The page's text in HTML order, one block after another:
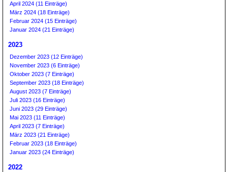
April 2024 (11 Einträge)
März 2024 (18 Einträge)
Februar 2024 (15 Einträge)
Januar 2024 (21 Einträge)
2023
Dezember 2023 (12 Einträge)
November 2023 (6 Einträge)
Oktober 2023 (7 Einträge)
September 2023 (18 Einträge)
August 2023 (7 Einträge)
Juli 2023 (16 Einträge)
Juni 2023 (29 Einträge)
Mai 2023 (11 Einträge)
April 2023 (7 Einträge)
März 2023 (21 Einträge)
Februar 2023 (18 Einträge)
Januar 2023 (24 Einträge)
2022